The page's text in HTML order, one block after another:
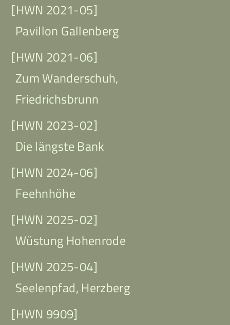
[HWN 2021-05]
Pavillon Gallenberg
[HWN 2021-06]
Zum Wanderschuh,
Friedrichsbrunn
[HWN 2023-02]
Die längste Bank
[HWN 2024-06]
Feehnhöhe
[HWN 2025-02]
Wüstung Hohenrode
[HWN 2025-04]
Seelenpfad, Herzberg
[HWN 9909]